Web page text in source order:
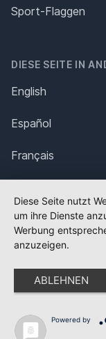
Sport-Flaggen
DIESE SEITE IN
English
Español
Français
Polska
Português
Nederlands
Svenska
Diese Seite nutzt
um ihre Dienste
Werbung
anzuzeigen.
ABLEHNEN
Powered by